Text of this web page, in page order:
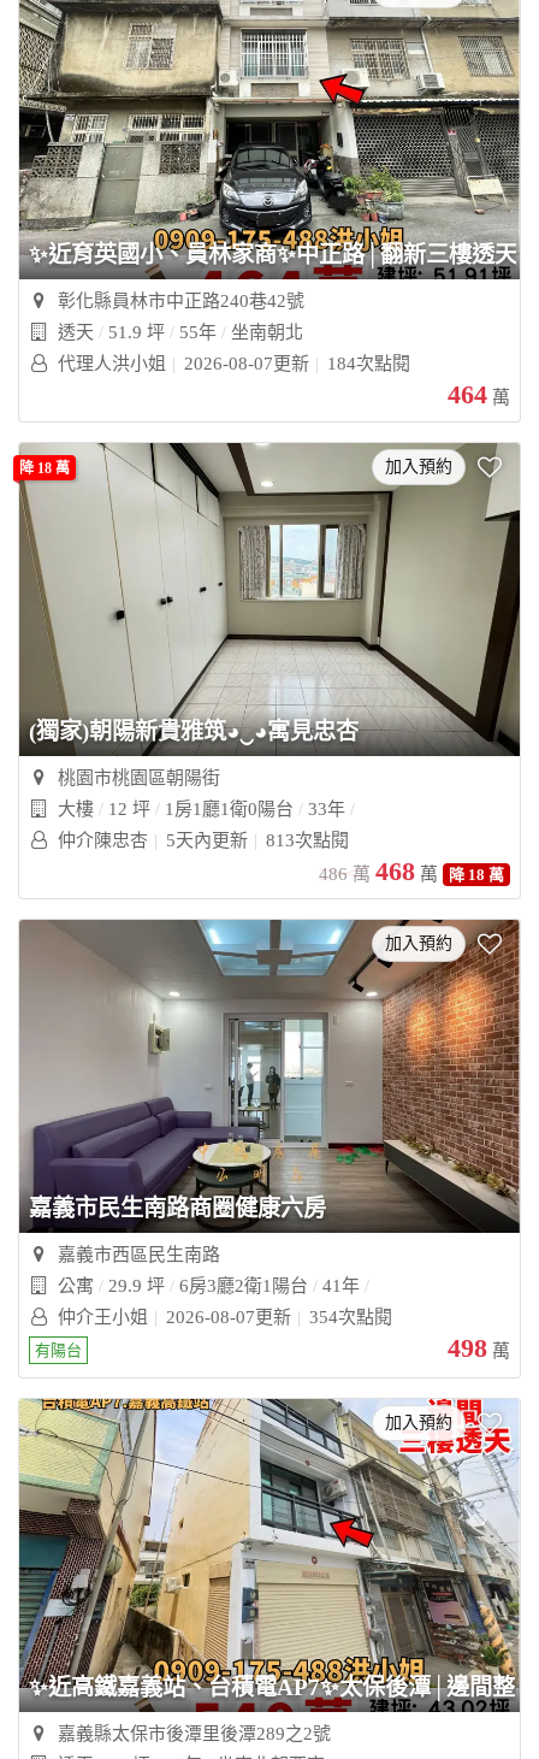
✨近育英國小、員林家商✨中正路│翻新三樓透天💥
彰化縣員林市中正路240巷42號
透天
51.9 坪 55年
坐南朝北
代理人洪小姐
2026-08-07更新 184次點閱
464 萬
降 18 萬 加入預約
(獨家)朝陽新貴雅筑◕‿◕寓見忠杏
桃園市桃園區朝陽街
大樓
12 坪 1房1廳1衛0陽台
33年
仲介陳忠杏
5天內更新
813次點閱
486 萬 468 萬 降 18 萬
加入預約
嘉義市民生南路商圈健康六房
嘉義市西區民生南路
公寓
29.9 坪 6房3廳2衛1陽台
41年
仲介王小姐
2026-08-07更新 354次點閱
有陽台 498 萬
加入預約
✨近高鐵嘉義站、台積電AP7✨太保後潭│邊間整
嘉義縣太保市後潭里後潭289之2號